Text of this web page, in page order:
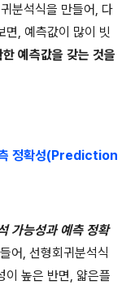
분석식을 만들어, 다
면, 예측값이 많이 빗
예측값을 갖는 것을
정확성(Prediction
가능성과 예측 정확
어, 선형회귀분석식
이 높은 반면, 얇은플